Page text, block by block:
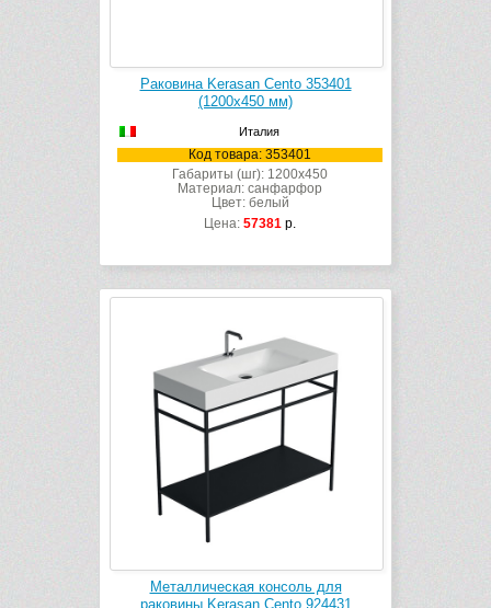
Раковина Kerasan Cento 353401
(1200х450 мм)
Италия
Код товара: 353401
Габариты (шг): 1200x450
Материал: санфарфор
Цвет: белый
Цена: 57381 р.
Металлическая консоль для
раковины Kerasan Cento 924431